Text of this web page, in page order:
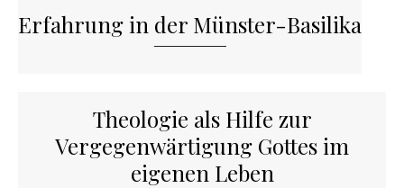
Erfahrung in der Münster-Basilika
Theologie als Hilfe zur
Vergegenwärtigung Gottes im
eigenen Leben